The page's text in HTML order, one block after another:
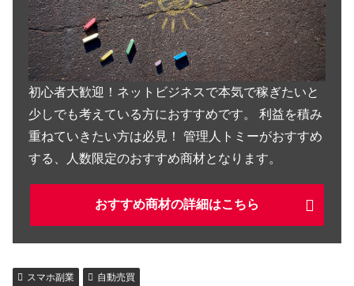
初心者大歓迎！ネットビジネスで本気で稼ぎたいと
少しでも考えている方におすすめです。 利益を積み
重ねていきたい方は必見！ 管理人トミーがおすすめ
する、人数限定のおすすめ商材となります。
おすすめ商材の詳細はこちら
スマホ副業 自動売買